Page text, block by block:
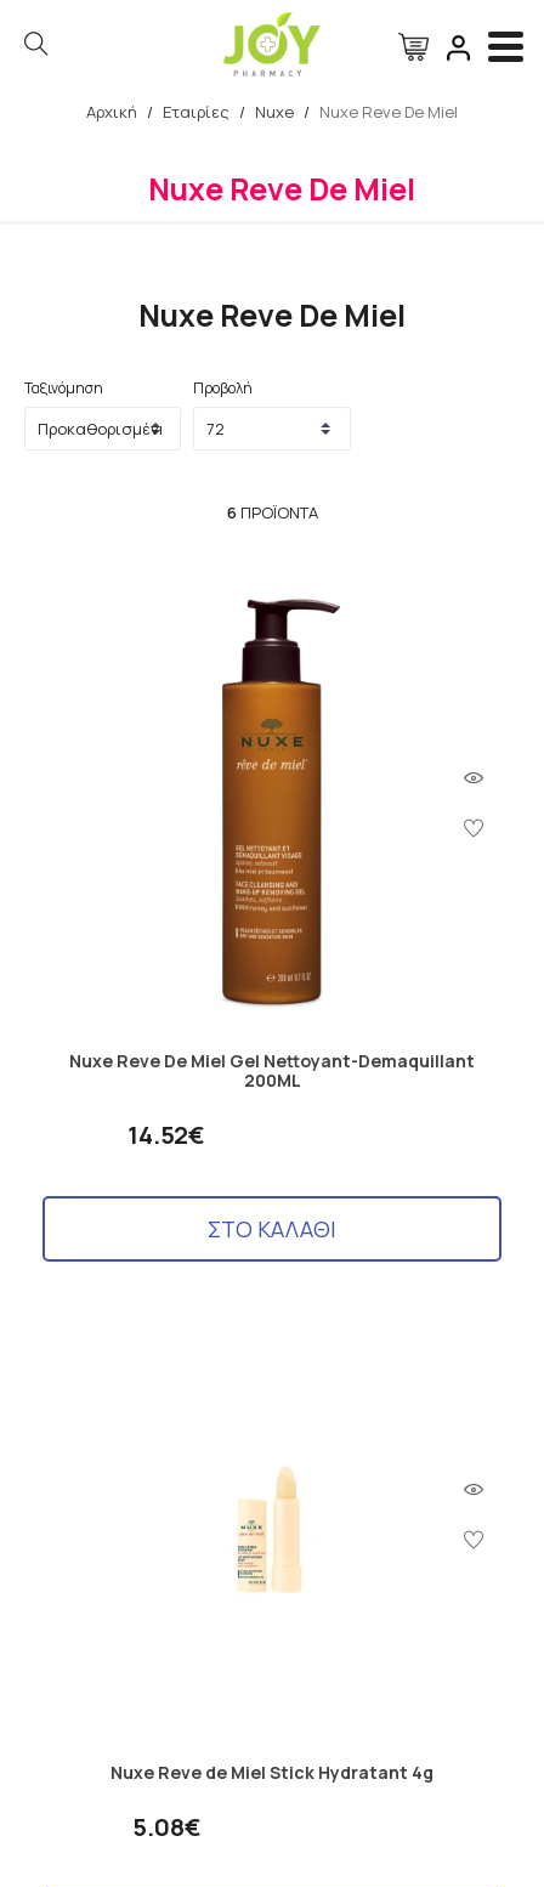
Αρχική / Εταιρίες / Nuxe / Nuxe Reve De Miel
Nuxe Reve De Miel
Nuxe Reve De Miel
Ταξινόμηση Προβολή
6 ΠΡΟΪΌΝΤΑ
Nuxe Reve De Miel Gel Nettoyant-Demaquillant
200ML
14.52€
ΣΤΟ ΚΑΛΑΘΙ
Nuxe Reve de Miel Stick Hydratant 4g
5.08€